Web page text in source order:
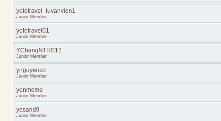
yolotravel_tuvanvien1
Junior Member
yolotravel01
Junior Member
YChangNTHS12
Junior Member
ynguyenco
Junior Member
yenmeme
Junior Member
yesand9
Junior Member